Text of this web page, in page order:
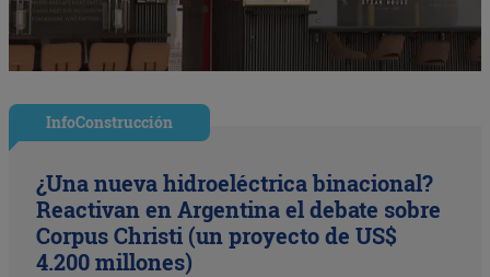
InfoConstrucción
¿Una nueva hidroeléctrica binacional?
Reactivan en Argentina el debate sobre
Corpus Christi (un proyecto de US$
4.200 millones)